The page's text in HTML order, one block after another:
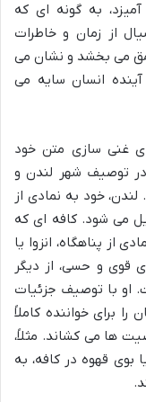
به گونه ای که
از زمان و خاطرات
می بخشد و نشان می
انسان سایه می
غنی سازی متن خود
در توصیف شهر لندن و
خود به نمادی از
می شود. کافه ای که
از پناهگاه، انزوا یا
قوی و حسی، از دیگر
او با توصیف جزئیات
برای خواننده کاملاً
ها می کشاند. مثلاً،
قهوه در کافه، به